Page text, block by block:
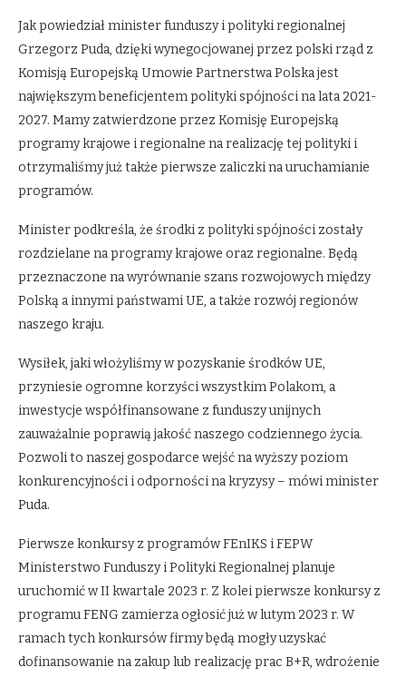
Jak powiedział minister funduszy i polityki regionalnej
Grzegorz Puda, dzięki wynegocjowanej przez polski rząd z
Komisją Europejską Umowie Partnerstwa Polska jest
największym beneficjentem polityki spójności na lata 2021-
2027. Mamy zatwierdzone przez Komisję Europejską
programy krajowe i regionalne na realizację tej polityki i
otrzymaliśmy już także pierwsze zaliczki na uruchamianie
programów.
Minister podkreśla, że środki z polityki spójności zostały
rozdzielane na programy krajowe oraz regionalne. Będą
przeznaczone na wyrównanie szans rozwojowych między
Polską a innymi państwami UE, a także rozwój regionów
naszego kraju.
Wysiłek, jaki włożyliśmy w pozyskanie środków UE,
przyniesie ogromne korzyści wszystkim Polakom, a
inwestycje współfinansowane z funduszy unijnych
zauważalnie poprawią jakość naszego codziennego życia.
Pozwoli to naszej gospodarce wejść na wyższy poziom
konkurencyjności i odporności na kryzysy – mówi minister
Puda.
Pierwsze konkursy z programów FEnIKS i FEPW
Ministerstwo Funduszy i Polityki Regionalnej planuje
uruchomić w II kwartale 2023 r. Z kolei pierwsze konkursy z
programu FENG zamierza ogłosić już w lutym 2023 r. W
ramach tych konkursów firmy będą mogły uzyskać
dofinansowanie na zakup lub realizację prac B+R, wdrożenie